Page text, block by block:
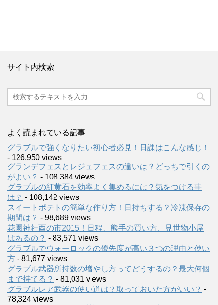
サイト内検索
よく読まれている記事
グラブルで強くなりたい初心者必見！日課はこんな感じ！
- 126,950 views
グランデフェスとレジェフェスの違いは？どっちで引くの
がよい？ - 108,384 views
グラブルの紅黄石を効率よく集めるには？気をつける事
は？ - 108,142 views
スイートポテトの簡単な作り方！日持ちする？冷凍保存の
期間は？ - 98,689 views
花園神社酉の市2015！日程、熊手の買い方、見世物小屋
はあるの？ - 83,571 views
グラブルでウォーロックの優先度が高い３つの理由と使い
方 - 81,677 views
グラブル武器所持数の増やし方ってどうするの？最大何個
まで持てる？ - 81,031 views
グラブルレア武器の使い道は？取っておいた方がいい？ -
78,324 views